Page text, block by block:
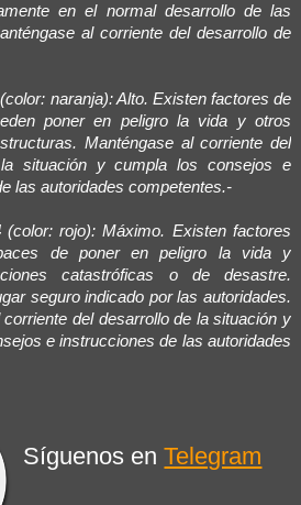
en el normal desarrollo de las
al corriente del desarrollo de
(color: naranja): Alto. Existen factores de
poner en peligro la vida y otros
Manténgase al corriente del
situación y cumpla los consejos e
las autoridades competentes.-
(color: rojo): Máximo. Existen factores
de poner en peligro la vida y
catastróficas o de desastre.
seguro indicado por las autoridades.
del desarrollo de la situación y
e instrucciones de las autoridades
Síguenos enTelegram